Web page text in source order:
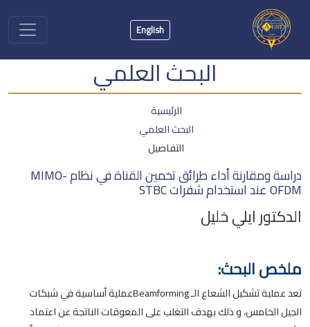
English
البحث العلمي
الرئيسية
البحث العلمي
التفاصيل
دراسة ومقارنة أداء طرائق تخمين القناة في نظام MIMO-
OFDM عند استخدام شفرات STBC
الدكتور ايلي خليل
ملخص البحث:
تعد عملية تشكيل الشعاع الـBeamformingعملية أساسية في شبكات
الجيل الخامس، و ذلك بهدف التغلب على المعوقات الناتجة عن اعتماد